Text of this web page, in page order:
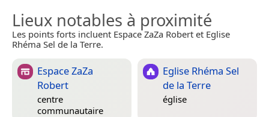
Lieux notables à proximité
Les points forts incluent Espace ZaZa Robert et Eglise
Rhéma Sel de la Terre.
Espace ZaZa
Robert
centre
communautaire
Eglise Rhéma Sel
de la Terre
église